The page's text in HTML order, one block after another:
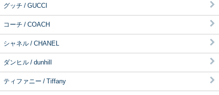
グッチ / GUCCI
コーチ / COACH
シャネル / CHANEL
ダンヒル / dunhill
ティファニー / Tiffany